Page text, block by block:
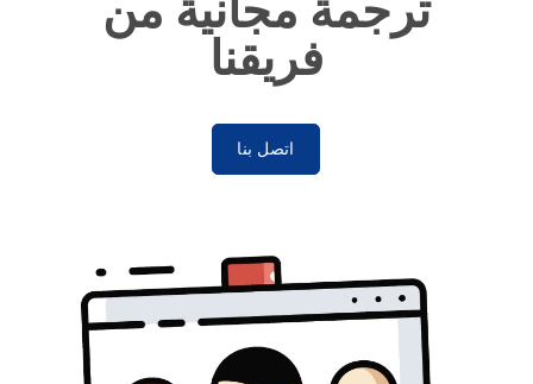
ترجمة مجانية من
فريقنا
اتصل بنا